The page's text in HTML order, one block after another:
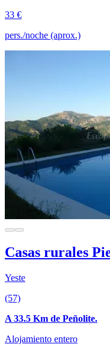
33 €
pers./noche (aprox.)
Casas rurales
Yeste
(57)
A 33.5 Km de Peñolite.
Alojamiento entero